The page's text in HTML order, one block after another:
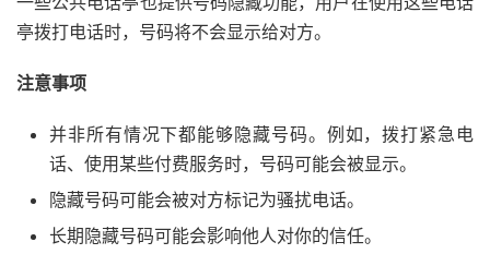
亭拨打电话时，号码将不会显示给对方。
注意事项
并非所有情况下都能够隐藏号码。例如，拨打紧急电
话、使用某些付费服务时，号码可能会被显示。
隐藏号码可能会被对方标记为骚扰电话。
长期隐藏号码可能会影响他人对你的信任。